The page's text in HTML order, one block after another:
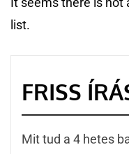
list.
FRISS
Mit tud a 4 hetes